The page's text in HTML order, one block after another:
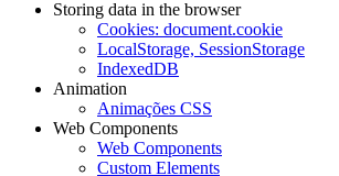
Storing data in the browser
Cookies: document.cookie
LocalStorage, SessionStorage
IndexedDB
Animation
Animações CSS
Web Components
Web Components
Custom Elements